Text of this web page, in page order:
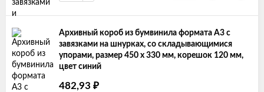
Архивный короб из бумвинила формата А3 с
завязками на шнурках, со складывающимися
упорами, размер 450 х 330 мм, корешок 120 мм,
цвет синий
482,93 ₽